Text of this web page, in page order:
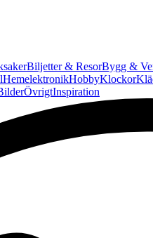
Biljetter & ResorBygg &
HemelektronikHobbyKlockor
ÖvrigtInspiration